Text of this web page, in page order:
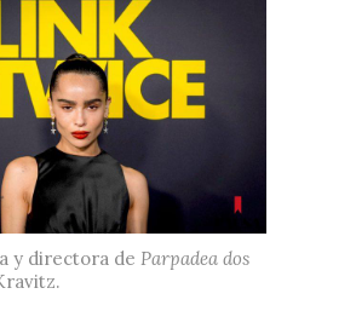
y directora de Parpadea dos